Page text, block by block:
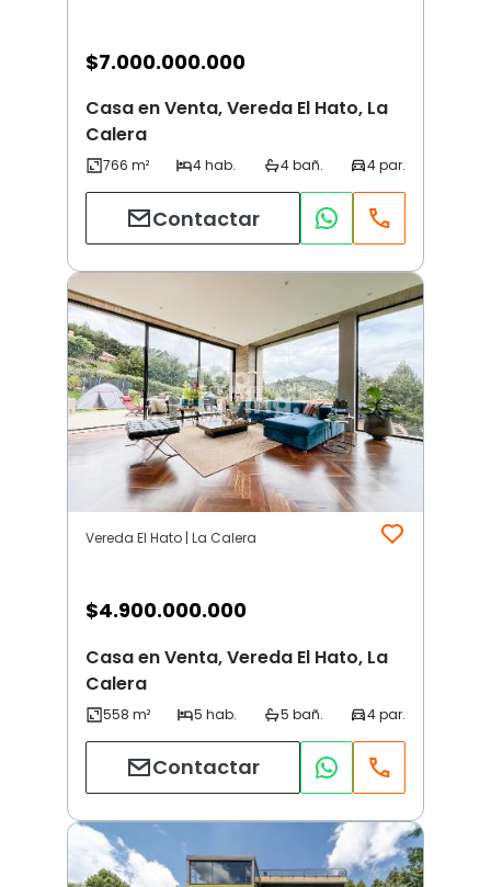
$7.000.000.000
Casa en Venta, Vereda El Hato, La
Calera
Contactar
Vereda El Hato | La Calera
$4.900.000.000
Casa en Venta, Vereda El Hato, La
Calera
Contactar